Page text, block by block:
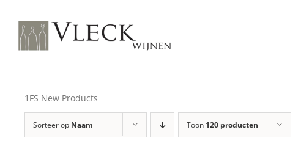
inhoud
1FS New Products
Sorteer op Naam Toon 120 producten